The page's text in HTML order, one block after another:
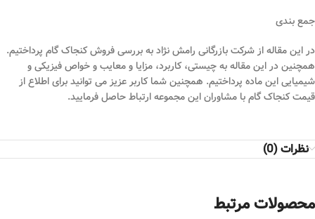
جمع بندی
در این مقاله از شرکت بازرگانی رامش نژاد به بررسی فروش کنجاک گام پرداختیم.
همچنین در این مقاله به چیستی، کاربرد، مزایا و معایب و خواص فیزیکی و
شیمیایی این ماده پرداختیم. همچنین شما کاربر عزیز می توانید برای اطلاع از
قیمت کنجاک گام با مشاوران این مجموعه ارتباط حاصل فرمایید.
نظرات (0)
محصولات مرتبط